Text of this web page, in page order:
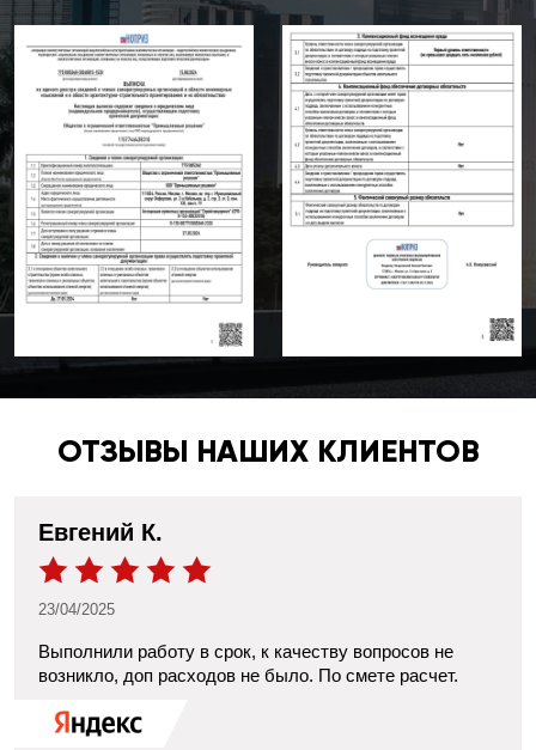
ОТЗЫВЫ НАШИХ КЛИЕНТОВ
Евгений К.
23/04/2025
Выполнили работу в срок, к качеству вопросов не
возникло, доп расходов не было. По смете расчет.